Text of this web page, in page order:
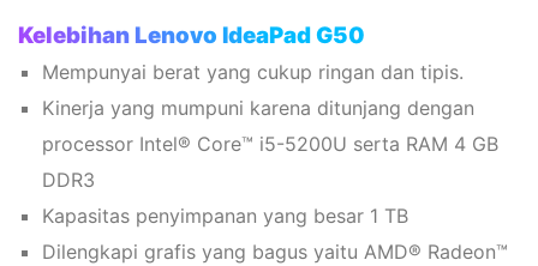
Kelebihan Lenovo IdeaPad G50
Mempunyai berat yang cukup ringan dan tipis.
Kinerja yang mumpuni karena ditunjang dengan
processor Intel® Core™ i5-5200U serta RAM 4 GB
DDR3
Kapasitas penyimpanan yang besar 1 TB
Dilengkapi grafis yang bagus yaitu AMD® Radeon™